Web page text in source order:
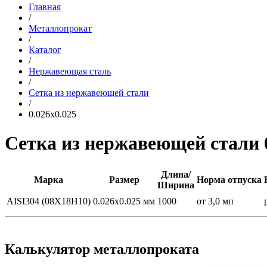
Главная
/
Металлопрокат
/
Каталог
/
Нержавеющая сталь
/
Сетка из нержавеющей стали
/
0.026x0.025
Сетка из нержавеющей стали
Марка Размер
Длина/
Ширина
Норма отпуска
AISI304 (08Х18Н10) 0.026x0.025 мм 1000 от 3,0 мп
Калькулятор металлопроката